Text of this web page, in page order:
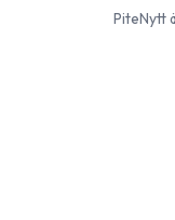
PiteNytt